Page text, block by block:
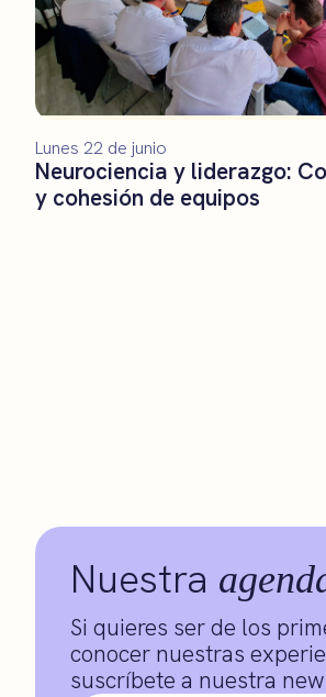
Neurociencia y liderazgo:
y cohesión de equipos
Lunes 22 de junio
Nuestra
Si quieres ser de los
conocer nuestras
suscríbete a nuestra